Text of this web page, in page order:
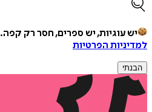
יש עוגיות, יש ספרים, חסר רק קפה.
למדיניות הפרטיות
הבנתי